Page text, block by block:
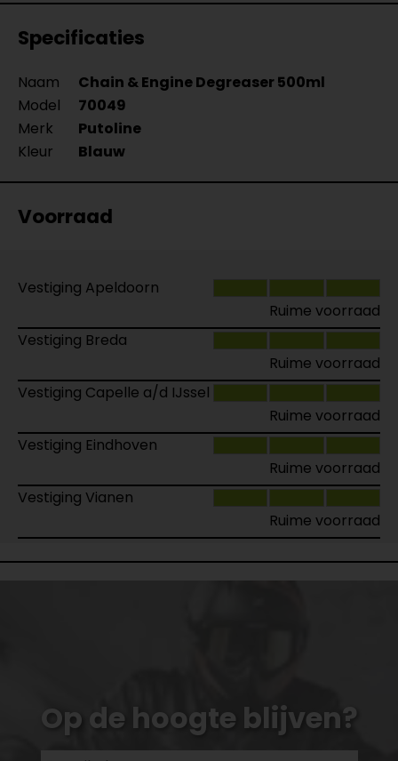
Specificaties
Naam
Chain & Engine Degreaser 500ml
Model
70049
Merk
Putoline
Kleur
Blauw
Voorraad
Vestiging Apeldoorn
Ruime voorraad
Vestiging Breda
Ruime voorraad
Vestiging Capelle a/d IJssel
Ruime voorraad
Vestiging Eindhoven
Ruime voorraad
Vestiging Vianen
Ruime voorraad
Op de hoogte blijven?